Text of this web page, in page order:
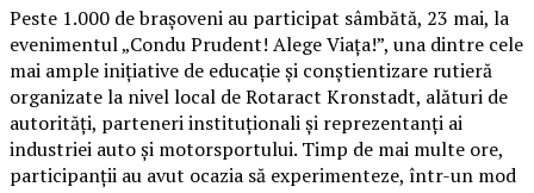
Peste 1.000 de brașoveni au participat sâmbătă, 23 mai, la
evenimentul „Condu Prudent! Alege Viața!”, una dintre cele
mai ample inițiative de educație și conștientizare rutieră
organizate la nivel local de Rotaract Kronstadt, alături de
autorități, parteneri instituționali și reprezentanți ai
industriei auto și motorsportului. Timp de mai multe ore,
participanții au avut ocazia să experimenteze, într-un mod